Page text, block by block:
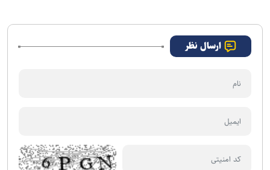
ارسال نظر